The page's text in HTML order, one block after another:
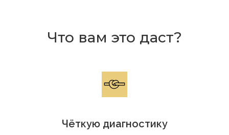
Что вам это даст?
Чёткую диагностику